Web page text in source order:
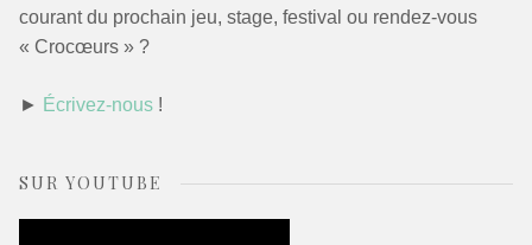
courant du prochain jeu, stage, festival ou rendez-vous
« Crocœurs » ?
► Écrivez-nous !
SUR YOUTUBE